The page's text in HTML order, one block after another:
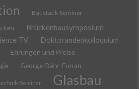
Baustatik-Seminar
Brückenbausymposium
TV Doktorandenkolloquium
Ehrungen und Preise
George-Bähr-Forum
Seminar Glasbau